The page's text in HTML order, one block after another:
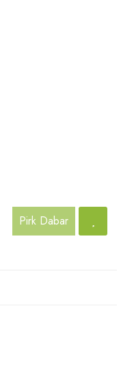
Pirk Dabar